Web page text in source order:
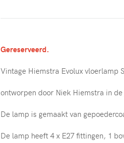
Gereserveerd.
Vintage Hiemstra Evolux vloerlamp
ontworpen door Niek Hiemstra in de
De lamp is gemaakt van
De lamp heeft 4 x E27 fittingen, 1